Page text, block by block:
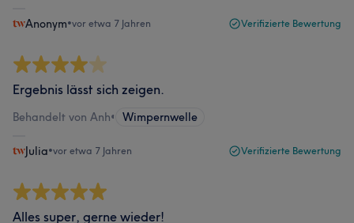
Anonym•vor etwa 7 Jahren Verifizierte Bewertung
Ergebnis lässt sich zeigen.
Behandelt von Anh• Wimpernwelle
Julia•vor etwa 7 Jahren Verifizierte Bewertung
Alles super, gerne wieder!